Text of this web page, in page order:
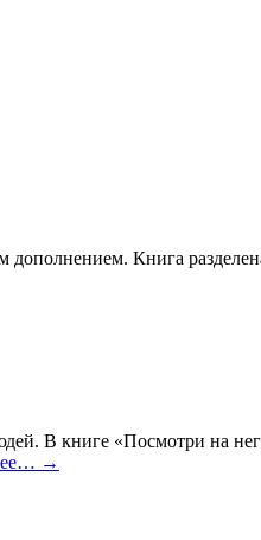
Книга
В книге «Посмотри на
→